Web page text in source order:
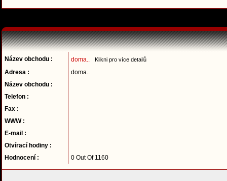
Název obchodu : doma.. Klikni pro více detailů
Adresa :
doma..
Název obchodu :
Telefon :
Fax :
WWW :
E-mail :
Otvírací hodiny :
Hodnocení :
0 Out Of 1160